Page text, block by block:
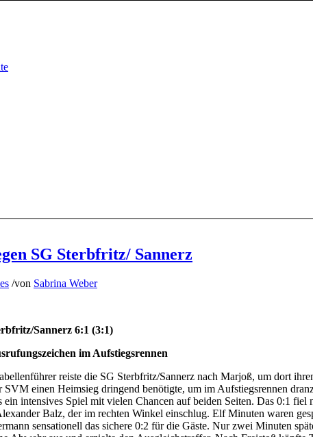
SG Sterbfritz/ Sannerz
/von Sabrina Weber
Sannerz 6:1 (3:1)
im Aufstiegsrennen
reiste die SG Sterbfritz/Sannerz nach Marjoß, um dort
SVM einen Heimsieg dringend benötigte, um im Aufstiegsrennen
ein intensives Spiel mit vielen Chancen auf beiden Seiten. Das 0:1 fiel
Balz, der im rechten Winkel einschlug. Elf Minuten waren
sensationell das sichere 0:2 für die Gäste. Nur zwei Minuten